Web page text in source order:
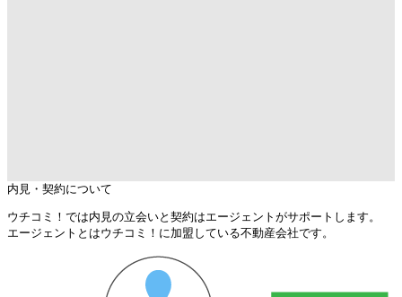
内見・契約について
ウチコミ！では内見の立会いと契約はエージェントがサポートします。
エージェントとはウチコミ！に加盟している不動産会社です。